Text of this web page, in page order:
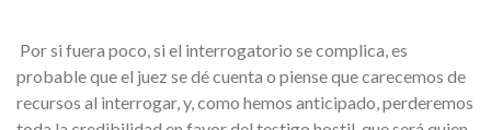
Por si fuera poco, si el interrogatorio se complica, es
probable que el juez se dé cuenta o piense que carecemos de
recursos al interrogar, y, como hemos anticipado, perderemos